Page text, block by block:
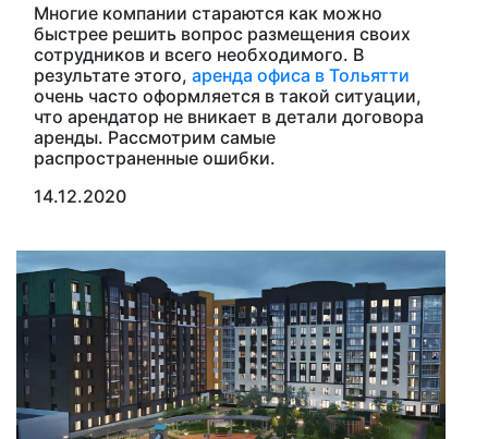
Многие компании стараются как можно
быстрее решить вопрос размещения своих
сотрудников и всего необходимого. В
результате этого, аренда офиса в Тольятти
очень часто оформляется в такой ситуации,
что арендатор не вникает в детали договора
аренды. Рассмотрим самые
распространенные ошибки.
14.12.2020